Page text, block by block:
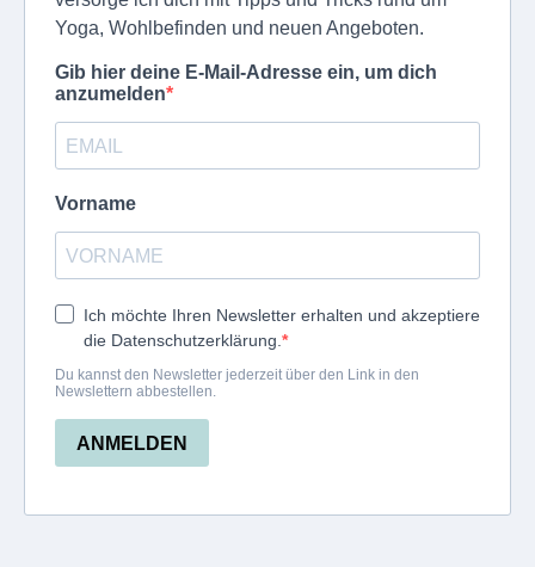
Yoga, Wohlbefinden und neuen Angeboten.
Gib hier deine E-Mail-Adresse ein, um dich
anzumelden
Vorname
Ich möchte Ihren Newsletter erhalten und akzeptiere
die Datenschutzerklärung.
Du kannst den Newsletter jederzeit über den Link in den
Newslettern abbestellen.
ANMELDEN